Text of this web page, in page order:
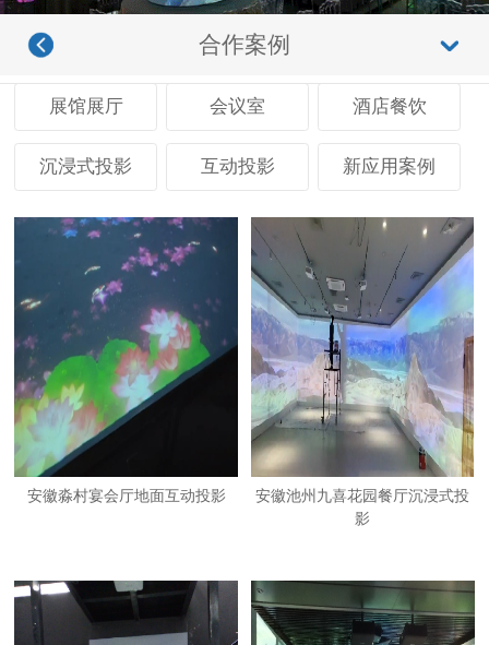
合作案例
展馆展厅 会议室 酒店餐饮
沉浸式投影 互动投影 新应用案例
安徽淼村宴会厅地面互动投影
安徽池州九喜花园餐厅沉浸式投
影